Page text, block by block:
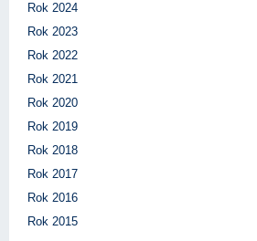
Rok 2024
Rok 2023
Rok 2022
Rok 2021
Rok 2020
Rok 2019
Rok 2018
Rok 2017
Rok 2016
Rok 2015